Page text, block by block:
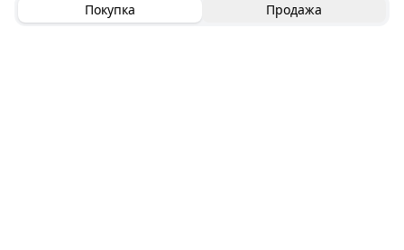
Покупка Продажа